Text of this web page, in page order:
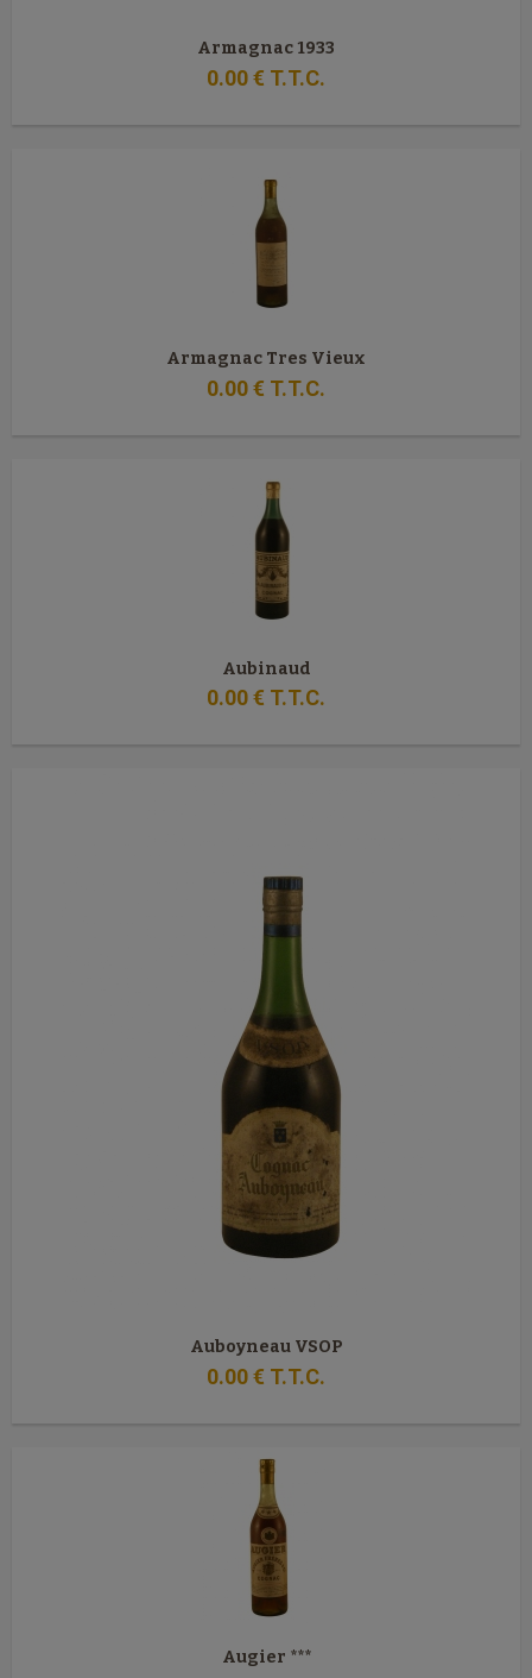
Armagnac 1933
0.00€ T.T.C.
Armagnac Tres Vieux
0.00€ T.T.C.
Aubinaud
0.00€ T.T.C.
Auboyneau VSOP
0.00€ T.T.C.
Augier ***